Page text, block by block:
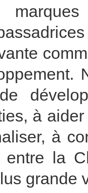
à
à
entre la
grande